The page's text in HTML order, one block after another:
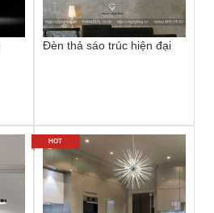
Đèn thả sáo trúc hiện đại
HOT